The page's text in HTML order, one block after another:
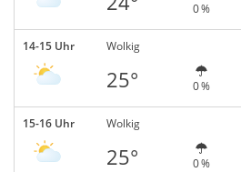
0 %
14-15 Uhr Wolkig
25° 0 %
15-16 Uhr Wolkig
25° 0 %